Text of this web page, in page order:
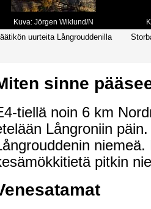
Kuva: Jörgen Wiklund/N
uurteita Långrouddenilla
sinne
tiellä noin 6 km
Långroniin
pitkin